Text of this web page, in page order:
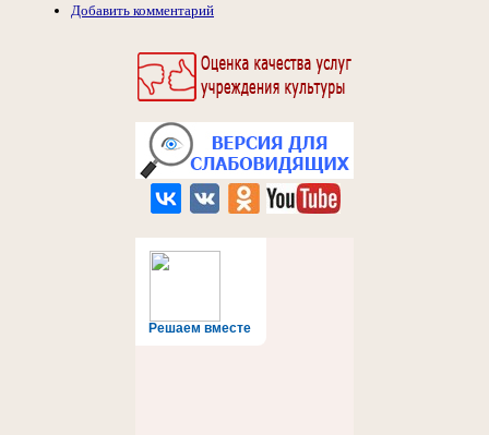
Решаем вместе
Добавить комментарий